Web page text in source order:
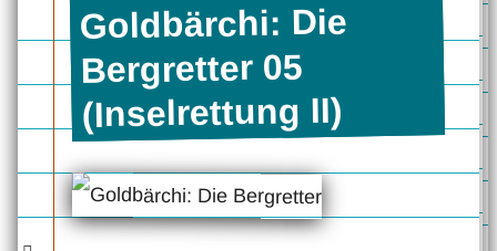
Goldbärchi: Die
Bergretter 05
(Inselrettung II)